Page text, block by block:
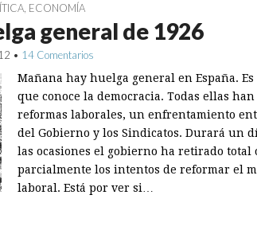
ECONOMÍA
general de 1926
• 14 Comentarios
Mañana hay huelga general en España.
que conoce la democracia. Todas ellas
reformas laborales, un enfrentamiento
del Gobierno y los Sindicatos. Durará un
las ocasiones el gobierno ha retirado total
parcialmente los intentos de reformar el
laboral. Está por ver si…